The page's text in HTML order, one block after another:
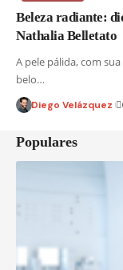
Beleza radiante:
Nathalia Belletato
A pele pálida, com
belo…
Diego Velázquez
Populares